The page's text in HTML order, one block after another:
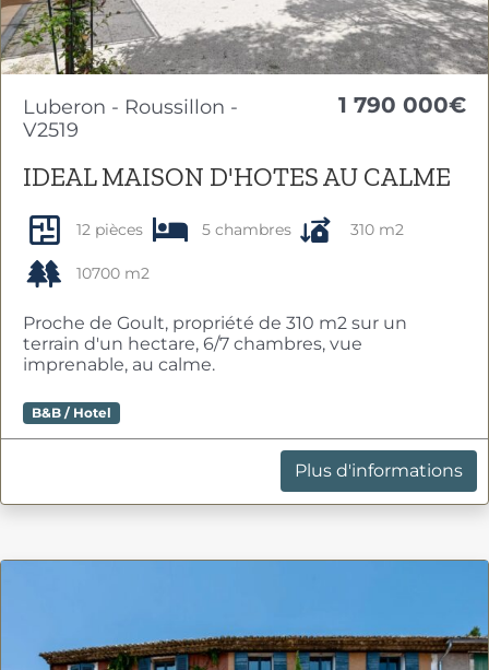
Luberon - Roussillon -
V2519
1 790 000€
IDEAL MAISON D'HOTES AU CALME
12 pièces 5 chambres 310 m2
10700 m2
Proche de Goult, propriété de 310 m2 sur un
terrain d'un hectare, 6/7 chambres, vue
imprenable, au calme.
B&B / Hotel
Plus d'informations